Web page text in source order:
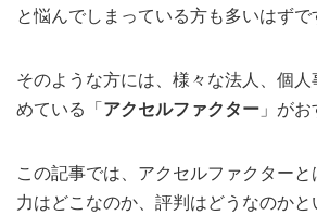
と悩んでしまっている方も多いはずで
そのような方には、様々な法人、個
めている「アクセルファクター 」がお
この記事では、アクセルファクター
力はどこなのか、評判はどうなのかと